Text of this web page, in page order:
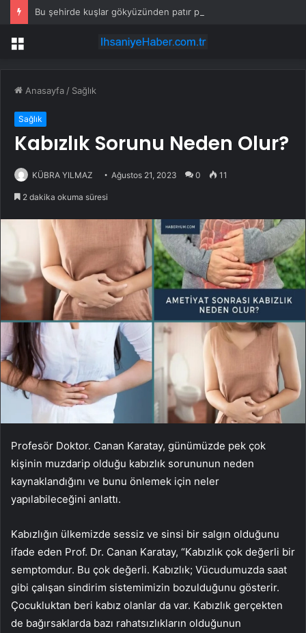
Bu şehirde kuşlar gökyüzünden patır patır düşüyor
Menü
Anasayfa / Sağlık
Sağlık
Kabızlık Sorunu Neden Olur?
KÜBRA YILMAZ Ağustos 21, 2023 0 11
2 dakika okuma süresi
Profesör Doktor. Canan Karatay, günümüzde pek çok
kişinin muzdarip olduğu kabızlık sorununun neden
kaynaklandığını ve bunu önlemek için neler
yapılabileceğini anlattı.
Kabızlığın ülkemizde sessiz ve sinsi bir salgın olduğunu
ifade eden Prof. Dr. Canan Karatay, “Kabızlık çok değerli bir
semptomdur. Bu çok değerli. Kabızlık; Vücudumuzda saat
gibi çalışan sindirim sistemimizin bozulduğunu gösterir.
Çocukluktan beri kabız olanlar da var. Kabızlık gerçekten
de bağırsaklarda bazı rahatsızlıkların olduğunun